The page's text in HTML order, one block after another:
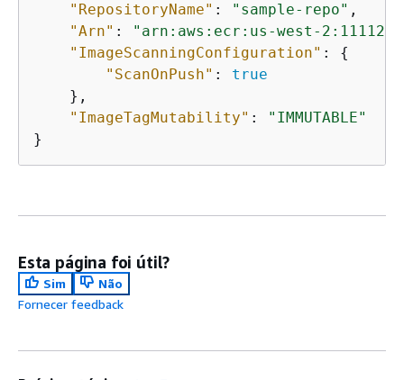
"RepositoryName" : "sample-repo" ,
"Arn" :
"arn:aws:ecr:us-west-
"ImageScanningConfiguration" : {
"ScanOnPush" : true
    },
"ImageTagMutability" :
"IMMUTABLE"
}
Esta página foi útil?
Sim
Não
Fornecer feedback